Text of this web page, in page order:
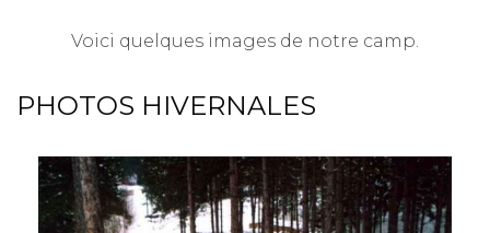
Voici quelques images de notre camp.
PHOTOS HIVERNALES